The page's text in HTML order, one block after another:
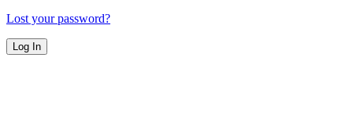
Lost your password?